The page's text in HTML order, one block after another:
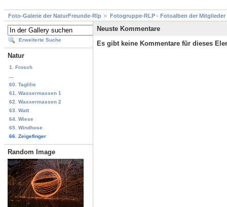
Foto-Galerie der NaturFreunde-Rlp Fotogruppe-RLP - Fotoalben der Mitglieder
Erweiterte Suche
Natur
1. Frosch
60. Taglilie
61. Wassermassen 1
62. Wassermassen 2
63. Watt
64. Wiese
65. Windhose
66. Zeigefinger
Random Image
Neuste Kommentare
Es gibt keine Kommentare für dieses